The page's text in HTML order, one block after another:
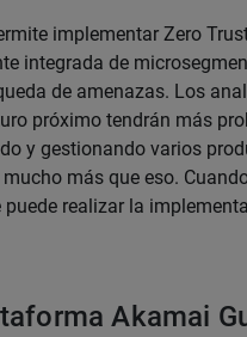
implementar Zero
integrada de
de amenazas. Los
próximo tendrán más
y gestionando varios
más que eso.
realizar la
Akamai